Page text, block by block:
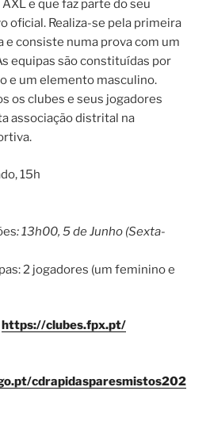
e que faz parte do seu
oficial. Realiza-se pela primeira
e consiste numa prova com um
equipas são constituídas por
e um elemento masculino.
os clubes e seus jogadores
associação distrital na
15h
: 13h00, 5 de Junho (Sexta-
2 jogadores (um feminino e
https://clubes.fpx.pt/
cdrapidasparesmistos202